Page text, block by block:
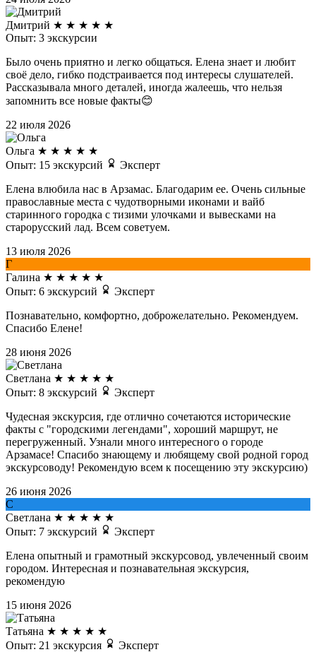
Дмитрий ★ ★ ★ ★ ★
Опыт: 3 экскурсии
Было очень приятно и легко общаться. Елена знает и любит
своё дело, гибко подстраивается под интересы слушателей.
Рассказывала много деталей, иногда жалеешь, что нельзя
запомнить все новые факты😊
22 июля 2026
Ольга ★ ★ ★ ★ ★
Опыт: 15 экскурсий
Эксперт
Елена влюбила нас в Арзамас. Благодарим ее. Очень сильные
православные места с чудотворными иконами и вайб
старинного городка с тизими улочками и вывесками на
старорусский лад. Всем советуем.
13 июля 2026
Г
Галина ★ ★ ★ ★ ★
Опыт: 6 экскурсий
Эксперт
Познавательно, комфортно, доброжелательно. Рекомендуем.
Спасибо Елене!
28 июня 2026
Светлана ★ ★ ★ ★ ★
Опыт: 8 экскурсий
Эксперт
Чудесная экскурсия, где отлично сочетаются исторические
факты с "городскими легендами", хороший маршрут, не
перегруженный. Узнали много интересного о городе
Арзамасе! Спасибо знающему и любящему свой родной город
экскурсоводу! Рекомендую всем к посещению эту экскурсию)
26 июня 2026
С
Светлана ★ ★ ★ ★ ★
Опыт: 7 экскурсий
Эксперт
Елена опытный и грамотный экскурсовод, увлеченный своим
городом. Интересная и познавательная экскурсия,
рекомендую
15 июня 2026
Татьяна ★ ★ ★ ★ ★
Опыт: 21 экскурсия
Эксперт